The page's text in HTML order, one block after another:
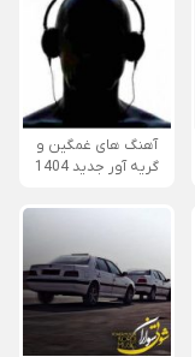
آهنگ های غمگین و
گریه آور جدید 1404